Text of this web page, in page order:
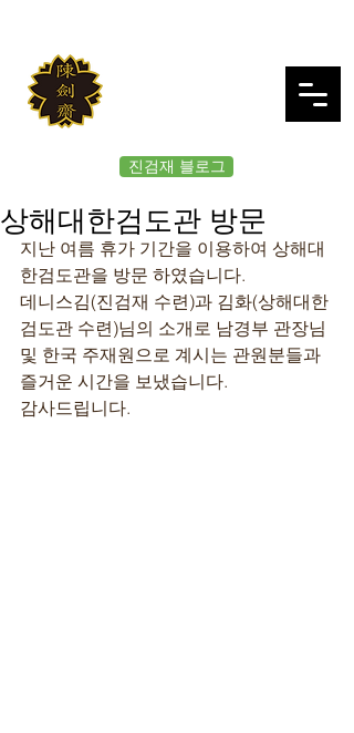
진검재 블로그
상해대한검도관 방문
지난 여름 휴가 기간을 이용하여 상해대
한검도관을 방문 하였습니다.
데니스김(진검재 수련)과 김화(상해대한
검도관 수련)님의 소개로 남경부 관장님
및 한국 주재원으로 계시는 관원분들과
즐거운 시간을 보냈습니다.
감사드립니다.